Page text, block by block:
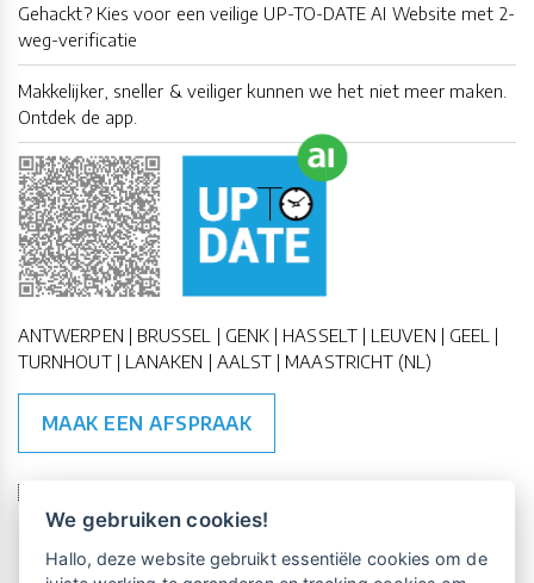
Gehackt? Kies voor een veilige UP-TO-DATE AI Website met 2-
weg-verificatie
Makkelijker, sneller & veiliger kunnen we het niet meer maken.
Ontdek de app.
ANTWERPEN | BRUSSEL | GENK | HASSELT | LEUVEN | GEEL |
TURNHOUT | LANAKEN | AALST | MAASTRICHT (NL)
MAAK EEN AFSPRAAK
🇪🇺 🇧🇪
We gebruiken cookies!
Hallo, deze website gebruikt essentiële cookies om de
Vrijblijvende kennismaking?Boek
een persoonlijke demo.